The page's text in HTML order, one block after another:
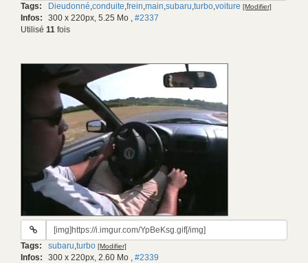
gif:
Tags: Dieudonné,conduite,frein,main,subaru,turbo,voiture [Modifier]
Infos: 300 x 220px, 5.25 Mo , #2337
Utilisé 11 fois
URL
gif:
Tags: subaru,turbo [Modifier]
Infos: 300 x 220px, 2.60 Mo , #2339